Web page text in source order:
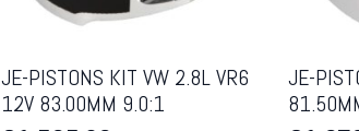
JE-PISTONS KIT VW 2.8L VR6
12V 83.00MM 9.0:1
JE-